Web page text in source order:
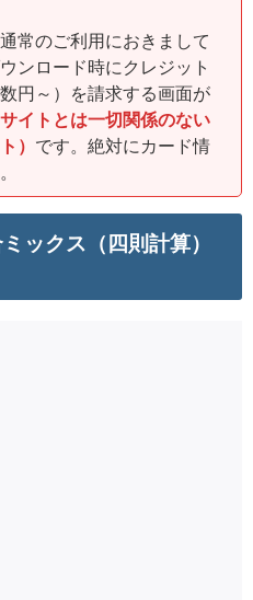
常のご利用におきまして
ンロード時にクレジット
円～）を請求する画面が
イトとは一切関係のない
） です。絶対にカード情
ックス（四則計算）